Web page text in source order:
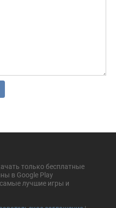
только бесплатные
в Google Play
лучшие игры и